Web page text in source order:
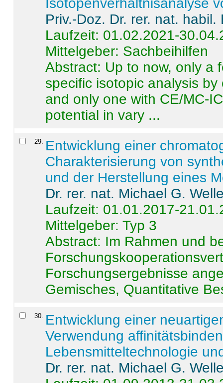
Isotopenverhältnisanalyse
Priv.-Doz. Dr. rer. nat.
Laufzeit: 01.02.2021-
Mittelgeber: Sachbeihilfen
Abstract: Up to now, only a
specific isotopic analysis
and only one with CE/MC-
potential in vary ...
29. Entwicklung einer
Charakterisierung von
und der Herstellung eines
Dr. rer. nat. Michael G.
Laufzeit: 01.01.2017-
Mittelgeber: Typ 3
Abstract: Im Rahmen und
Forschungsergebnisse
Gemisches, Quantitative
30. Entwicklung einer
Verwendung
Lebensmitteltechnologie
Dr. rer. nat. Michael G.